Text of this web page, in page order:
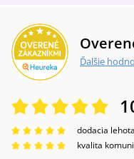
Ďalšie
dodacia lehota
kvalita